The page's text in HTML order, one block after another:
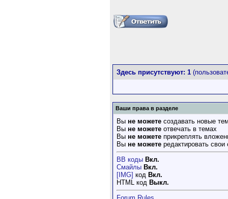
Здесь присутствуют: 1
Ваши права в разделе
Вы не можете создавать новые
Вы не можете отвечать в темах
Вы не можете прикреплять
Вы не можете редактировать
BB коды Вкл.
Смайлы Вкл.
[IMG] код Вкл.
HTML код Выкл.